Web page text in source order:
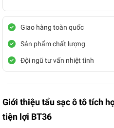
Giao hàng toàn quốc
Sản phẩm chất lượng
Đội ngũ tư vấn nhiệt tình
Giới thiệu tẩu sạc ô tô tích
tiện lợi BT36